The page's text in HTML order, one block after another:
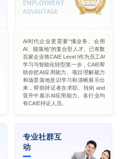
AI时代企业更需要“懂业务、会用
AI、能落地”的复合型人才。已有数
百家企业将CAIE Level I作为员工AI
学习与智能化转型第一步，CAIE帮
助你把AI应用能力、项目理解能力
和场景落地意识学习和清晰展示出
来，帮助持证者在求职、转岗 and
晋升中展示AI应用能力。各行业均
有CAIE持证人员。
专业社群互
动